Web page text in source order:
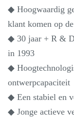
◆ Hoogwaardig
klant komen op
◆ 30 jaar + R &
in 1993
◆
ontwerpcapaciteit
◆ Een stabiel en
◆ Jonge actieve